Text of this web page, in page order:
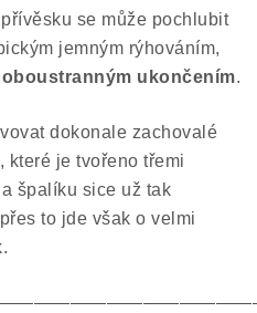
od smlouvyse může pochlubit
jemným rýhováním,
oboustranným ukončením.
dokonale zachovalé
které je tvořeno třemi
špalíku sice už tak
to jde však o velmi